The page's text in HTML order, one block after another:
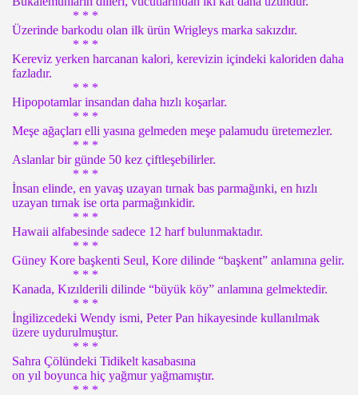
* * *
Üzerinde barkodu olan ilk ürün Wrigleys marka sakızdır.
* * *
Kereviz yerken harcanan kalori, kerevizin içindeki kaloriden daha
fazladır.
* * *
Hipopotamlar insandan daha hızlı koşarlar.
* * *
Meşe ağaçları elli yasına gelmeden meşe palamudu üretemezler.
* * *
Aslanlar bir günde 50 kez çiftleşebilirler.
* * *
İnsan elinde, en yavaş uzayan tırnak bas parmağınki, en hızlı
uzayan tırnak ise orta parmağınkidir.
* * *
Hawaii alfabesinde sadece 12 harf bulunmaktadır.
* * *
Güney Kore başkenti Seul, Kore dilinde “başkent” anlamına gelir.
* * *
Kanada, Kızılderili dilinde “büyük köy” anlamına gelmektedir.
* * *
İngilizcedeki Wendy ismi, Peter Pan hikayesinde kullanılmak
üzere uydurulmuştur.
* * *
Sahra Çölündeki Tidikelt kasabasına
on yıl boyunca hiç yağmur yağmamıştır.
* * *